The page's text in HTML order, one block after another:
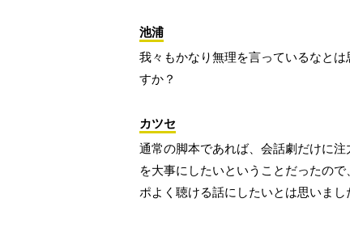
池浦
我々もかなり無理を言っているなと
すか？
カツセ
通常の脚本であれば、会話劇だけに
を大事にしたいということだったの
ポよく聴ける話にしたいとは思いまし